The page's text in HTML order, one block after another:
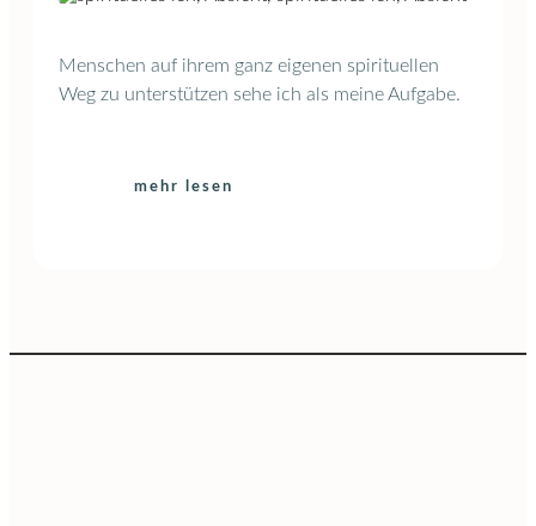
Menschen auf ihrem ganz eigenen spirituellen
Weg zu unterstützen sehe ich als meine Aufgabe.
mehr lesen